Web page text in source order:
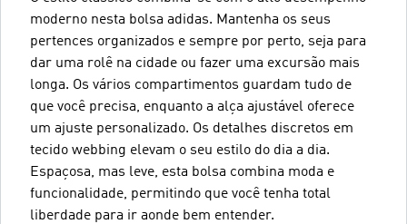
moderno nesta bolsa adidas. Mantenha os seus
pertences organizados e sempre por perto, seja para
dar uma rolê na cidade ou fazer uma excursão mais
longa. Os vários compartimentos guardam tudo de
que você precisa, enquanto a alça ajustável oferece
um ajuste personalizado. Os detalhes discretos em
tecido webbing elevam o seu estilo do dia a dia.
Espaçosa, mas leve, esta bolsa combina moda e
funcionalidade, permitindo que você tenha total
liberdade para ir aonde bem entender.